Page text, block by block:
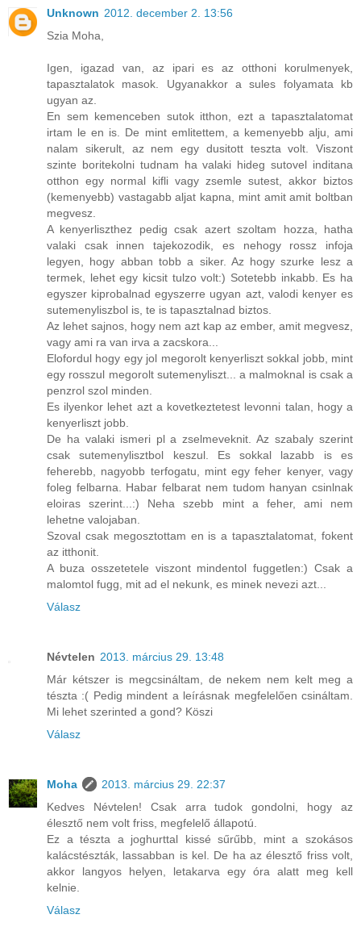
Unknown 2012. december 2. 13:56
Szia Moha,
Igen, igazad van, az ipari es az otthoni korulmenyek,
tapasztalatok masok. Ugyanakkor a sules folyamata kb
ugyan az.
En sem kemenceben sutok itthon, ezt a tapasztalatomat
irtam le en is. De mint emlitettem, a kemenyebb alju, ami
nalam sikerult, az nem egy dusitott teszta volt. Viszont
szinte boritekolni tudnam ha valaki hideg sutovel inditana
otthon egy normal kifli vagy zsemle sutest, akkor biztos
(kemenyebb) vastagabb aljat kapna, mint amit amit boltban
megvesz.
A kenyerliszthez pedig csak azert szoltam hozza, hatha
valaki csak innen tajekozodik, es nehogy rossz infoja
legyen, hogy abban tobb a siker. Az hogy szurke lesz a
termek, lehet egy kicsit tulzo volt:) Sotetebb inkabb. Es ha
egyszer kiprobalnad egyszerre ugyan azt, valodi kenyer es
sutemenyliszbol is, te is tapasztalnad biztos.
Az lehet sajnos, hogy nem azt kap az ember, amit megvesz,
vagy ami ra van irva a zacskora...
Elofordul hogy egy jol megorolt kenyerliszt sokkal jobb, mint
egy rosszul megorolt sutemenyliszt... a malmoknal is csak a
penzrol szol minden.
Es ilyenkor lehet azt a kovetkeztetest levonni talan, hogy a
kenyerliszt jobb.
De ha valaki ismeri pl a zselmeveknit. Az szabaly szerint
csak sutemenylisztbol keszul. Es sokkal lazabb is es
feherebb, nagyobb terfogatu, mint egy feher kenyer, vagy
foleg felbarna. Habar felbarat nem tudom hanyan csinlnak
eloiras szerint...:) Neha szebb mint a feher, ami nem
lehetne valojaban.
Szoval csak megosztottam en is a tapasztalatomat, fokent
az itthonit.
A buza osszetetele viszont mindentol fuggetlen:) Csak a
malomtol fugg, mit ad el nekunk, es minek nevezi azt...
Válasz
Névtelen 2013. március 29. 13:48
Már kétszer is megcsináltam, de nekem nem kelt meg a
tészta :( Pedig mindent a leírásnak megfelelően csináltam.
Mi lehet szerinted a gond? Köszi
Válasz
Moha
2013. március 29. 22:37
Kedves Névtelen! Csak arra tudok gondolni, hogy az
élesztő nem volt friss, megfelelő állapotú.
Ez a tészta a joghurttal kissé sűrűbb, mint a szokásos
kalácstészták, lassabban is kel. De ha az élesztő friss volt,
akkor langyos helyen, letakarva egy óra alatt meg kell
kelnie.
Válasz